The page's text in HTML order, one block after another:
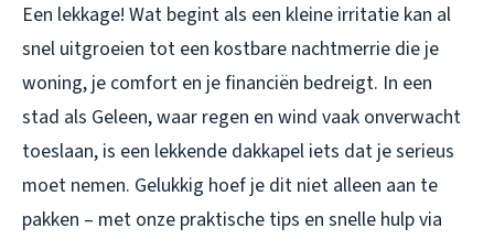
Een lekkage! Wat begint als een kleine irritatie kan al
snel uitgroeien tot een kostbare nachtmerrie die je
woning, je comfort en je financiën bedreigt. In een
stad als Geleen, waar regen en wind vaak onverwacht
toeslaan, is een lekkende dakkapel iets dat je serieus
moet nemen. Gelukkig hoef je dit niet alleen aan te
pakken – met onze praktische tips en snelle hulp via